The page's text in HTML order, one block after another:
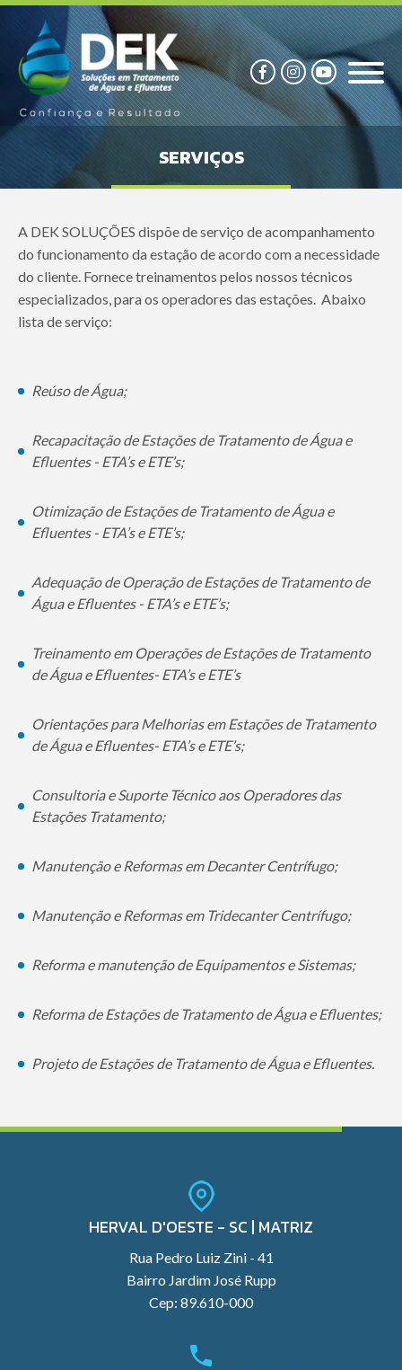
SERVIÇOS
A DEK SOLUÇÕES dispõe de serviço de acompanhamento
do funcionamento da estação de acordo com a necessidade
do cliente. Fornece treinamentos pelos nossos técnicos
especializados, para os operadores das estações. Abaixo
lista de serviço:
Reúso de Água;
Recapacitação de Estações de Tratamento de Água e
Efluentes - ETA’s e ETE’s;
Otimização de Estações de Tratamento de Água e
Efluentes - ETA’s e ETE’s;
Adequação de Operação de Estações de Tratamento de
Água e Efluentes - ETA’s e ETE’s;
Treinamento em Operações de Estações de Tratamento
de Água e Efluentes- ETA’s e ETE’s
Orientações para Melhorias em Estações de Tratamento
de Água e Efluentes- ETA’s e ETE’s;
Consultoria e Suporte Técnico aos Operadores das
Estações Tratamento;
Manutenção e Reformas em Decanter Centrífugo;
Manutenção e Reformas em Tridecanter Centrífugo;
Reforma e manutenção de Equipamentos e Sistemas;
Reforma de Estações de Tratamento de Água e Efluentes;
Projeto de Estações de Tratamento de Água e Efluentes.
HERVAL D'OESTE - SC | MATRIZ
Rua Pedro Luiz Zini - 41
Bairro Jardim José Rupp
Cep: 89.610-000